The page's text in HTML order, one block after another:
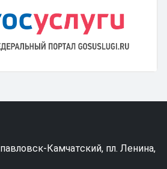
Камчатский, пл. Ленина,